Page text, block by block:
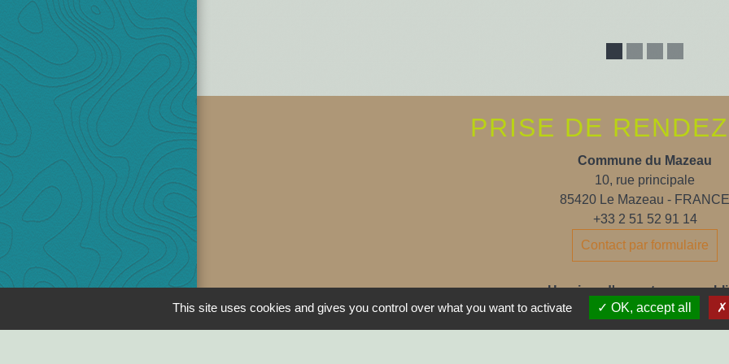
PRISE DE
Commune du Mazeau
10, rue principale
85420 Le Mazeau - FRANCE
+33 2 51 52 91 14
Contact par formulaire
Horaires d'ouverture au
Lundi, Mardi, Jeudi, Vendredi >
Fermée le Mercredi
This site uses cookies and gives you control over what you want to activate OK, accept all